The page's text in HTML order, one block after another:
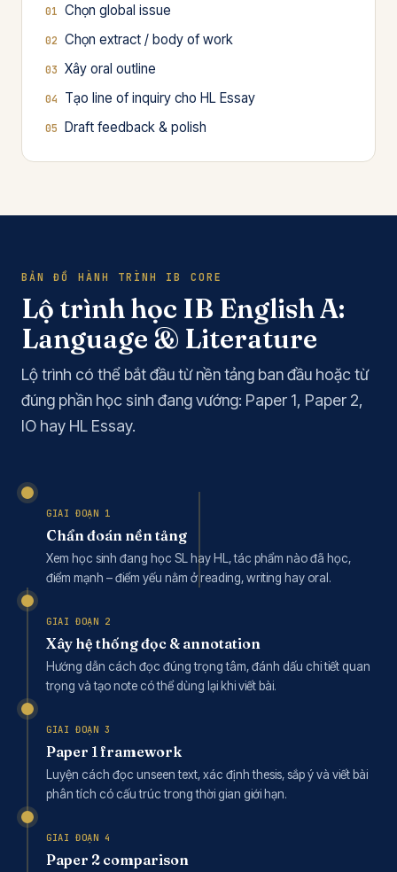
Chọn global issue
Chọn extract / body of work
Xây oral outline
Tạo line of inquiry cho HL Essay
Draft feedback & polish
BẢN ĐỒ HÀNH TRÌNH IB CORE
Lộ trình học IB English A:
Language & Literature
Lộ trình có thể bắt đầu từ nền tảng ban đầu hoặc từ
đúng phần học sinh đang vướng: Paper 1, Paper 2,
IO hay HL Essay.
GIAI ĐOẠN 1
Chẩn đoán nền tảng
Xem học sinh đang học SL hay HL, tác phẩm nào đã học,
điểm mạnh – điểm yếu nằm ở reading, writing hay oral.
GIAI ĐOẠN 2
Xây hệ thống đọc & annotation
Hướng dẫn cách đọc đúng trọng tâm, đánh dấu chi tiết quan
trọng và tạo note có thể dùng lại khi viết bài.
GIAI ĐOẠN 3
Paper 1 framework
Luyện cách đọc unseen text, xác định thesis, sắp ý và viết bài
phân tích có cấu trúc trong thời gian giới hạn.
GIAI ĐOẠN 4
Paper 2 comparison